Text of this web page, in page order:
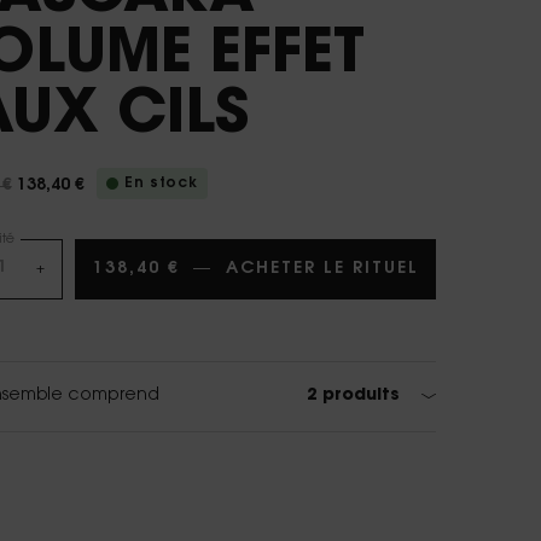
EFFET
CILS
prixprix
138,40 € En stock
+ 138,40 € ― ACHETER LE RITUEL
comprend 2 produits